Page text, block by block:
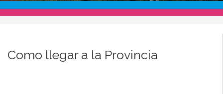
Como llegar a la Provincia